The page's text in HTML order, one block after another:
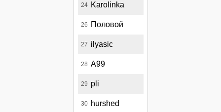
24 Karolinka
26 Половой
27 ilyasic
28 А99
29 pli
30 hurshed